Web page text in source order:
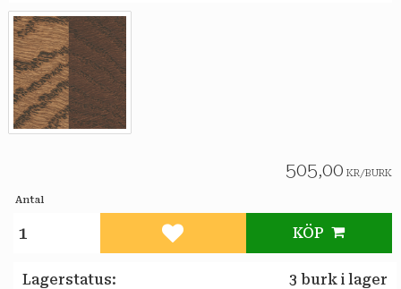
505,00 KR/BURK
Antal
KÖP
Lägg till i favoriter
Lagerstatus 3 burk i lager